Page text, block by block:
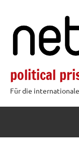
springen
political
Für die